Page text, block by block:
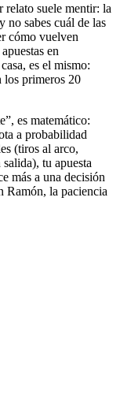
relato suele mentir: la
no sabes cuál de las
cómo vuelven
en
es el mismo:
los primeros 20
es matemático:
a probabilidad
(tiros al arco,
tu apuesta
más a una decisión
Ramón, la paciencia